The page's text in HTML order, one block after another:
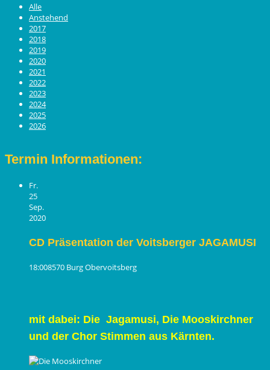
Alle
Anstehend
2017
2018
2019
2020
2021
2022
2023
2024
2025
2026
Termin Informationen:
Fr.
25
Sep.
2020
CD Präsentation der Voitsberger JAGAMUSI
18:008570 Burg Obervoitsberg
mit dabei: Die Jagamusi, Die Mooskirchner
und der Chor Stimmen aus Kärnten.